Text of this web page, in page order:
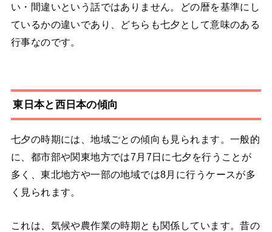
い・間違いという話ではありません。どの暦を基準にし
ているかの違いであり、どちらも七夕として意味のある
行事なのです。
東日本と西日本の傾向
七夕の時期には、地域ごとの傾向も見られます。一般的
に、都市部や関東地方では7月7日に七夕を行うことが
多く、東北地方や一部の地域では8月に行うケースが多
く見られます。
これは、気候や農作業の時期とも関係しています。昔の